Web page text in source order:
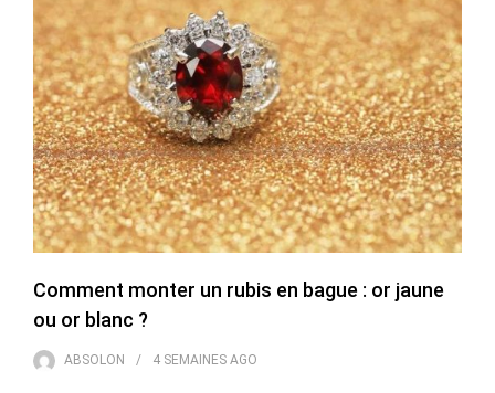
Comment monter un rubis en bague : or jaune
ou or blanc ?
ABSOLON 4 SEMAINES AGO